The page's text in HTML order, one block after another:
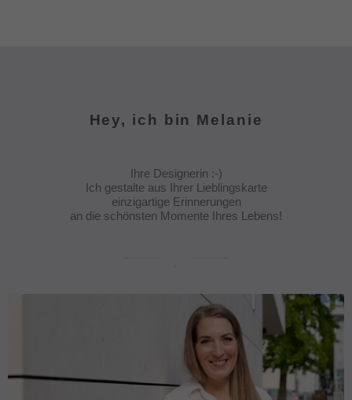
Hey, ich bin Melanie
Ihre Designerin :-)
Ich gestalte aus Ihrer Lieblingskarte
einzigartige Erinnerungen
an die schönsten Momente Ihres Lebens!